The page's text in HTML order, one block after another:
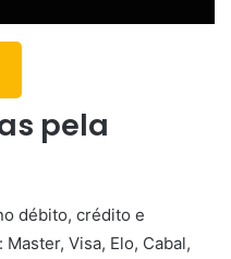
pela
débito, crédito e
Visa, Elo, Cabal,